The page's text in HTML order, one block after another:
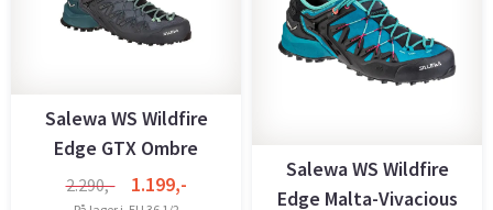
Salewa WS Wildfire
Edge GTX Ombre
Blue/Atlantic ...
2.290,- 1.199,-
Salewa WS Wildfire
Edge Malta-Vivacious